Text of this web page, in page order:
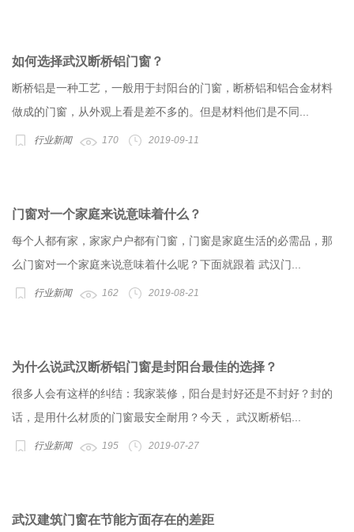
如何选择武汉断桥铝门窗？
断桥铝是一种工艺，一般用于封阳台的门窗，断桥铝和铝合金材料
做成的门窗，从外观上看是差不多的。但是材料他们是不同...
行业新闻 170 2019-09-11
门窗对一个家庭来说意味着什么？
每个人都有家，家家户户都有门窗，门窗是家庭生活的必需品，那
么门窗对一个家庭来说意味着什么呢？下面就跟着 武汉门...
行业新闻 162 2019-08-21
为什么说武汉断桥铝门窗是封阳台最佳的选择？
很多人会有这样的纠结：我家装修，阳台是封好还是不封好？封的
话，是用什么材质的门窗最安全耐用？今天， 武汉断桥铝...
行业新闻 195 2019-07-27
武汉建筑门窗在节能方面存在的差距